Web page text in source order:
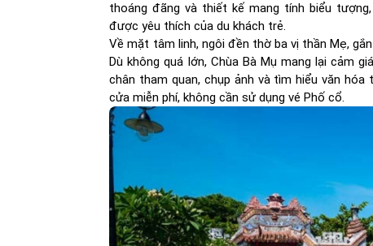
thoáng đãng và thiết kế mang tính biểu
được yêu thích của du khách trẻ.
Về mặt tâm linh, ngôi đền thờ ba vị thần Mẹ,
Dù không quá lớn, Chùa Bà Mụ mang lại cảm
chân tham quan, chụp ảnh và tìm hiểu văn
cửa miễn phí, không cần sử dụng vé Phố cổ.